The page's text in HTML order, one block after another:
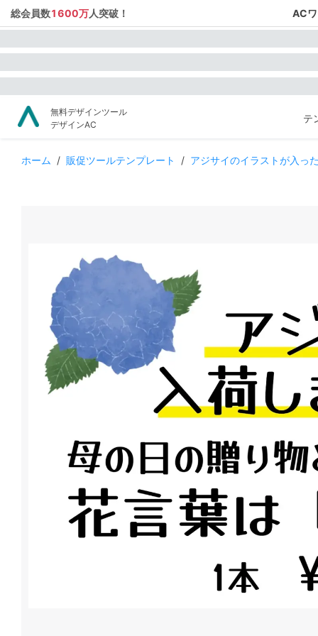
総会員数1600万人突破！ AC
無料デザインツール
デザインAC
テ
ホーム / 販促ツールテンプレート / アジサイのイラストが入っ